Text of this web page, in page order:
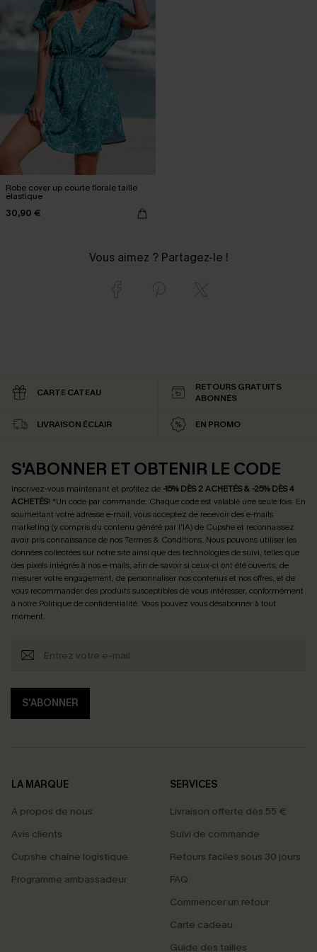
Robe cover up courte florale taille
élastique
30,90 €
Vous aimez ? Partagez-le !
CARTE CATEAU
RETOURS GRATUITS
ABONNÉS
LIVRAISON ÉCLAIR EN PROMO
S'ABONNER ET OBTENIR LE CODE
Inscrivez-vous maintenant et profitez de -15% DÈS 2 ACHETÉS & -25% DÈS 4
ACHETÉS! *Un code par commande. Chaque code est valable une seule fois. En
soumettant votre adresse e-mail, vous acceptez de recevoir des e-mails
marketing (y compris du contenu généré par l'IA) de Cupshe et reconnaissez
avoir pris connaissance de nosTermes & Conditions. Nous pouvons utiliser les
données collectées sur notre site ainsi que des technologies de suivi, telles que
des pixels intégrés à nos e-mails, afin de savoir si ceux-ci ont été ouverts, de
mesurer votre engagement, de personnaliser nos contenus et nos offres, et de
vous recommander des produits susceptibles de vous intéresser, conformément
à notre Politique de confidentialité. Vous pouvez vous désabonner à tout
moment.
S'ABONNER
LA MARQUE
À propos de nous
Avis clients
Cupshe chaîne logistique
Programme ambassadeur
SERVICES
Livraison offerte dès 55 €
Suivi de commande
Retours faciles sous 30 jours
FAQ
Commencer un retour
Carte cadeau
Guide des tailles